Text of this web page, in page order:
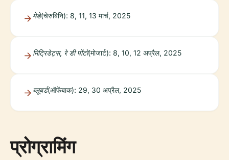
मेडे(चेरुबिनि): 8, 11, 13 मार्च, 2025
मिट्रिडेट्स, रे डी पोंटो(मोजार्ट): 8, 10, 12 अप्रैल, 2025
ब्लूबर्ड(ऑफेंबाक): 29, 30 अप्रैल, 2025
प्रोग्रामिंग